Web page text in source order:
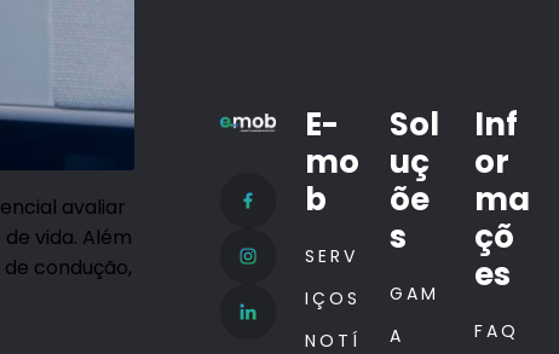
avaliar
vida. Além
condução,
E-
mo
b
SERV
IÇOS
NOTÍ
Sol
uç
õe
s
GAM
A
Inf
or
ma
çõ
es
FAQ